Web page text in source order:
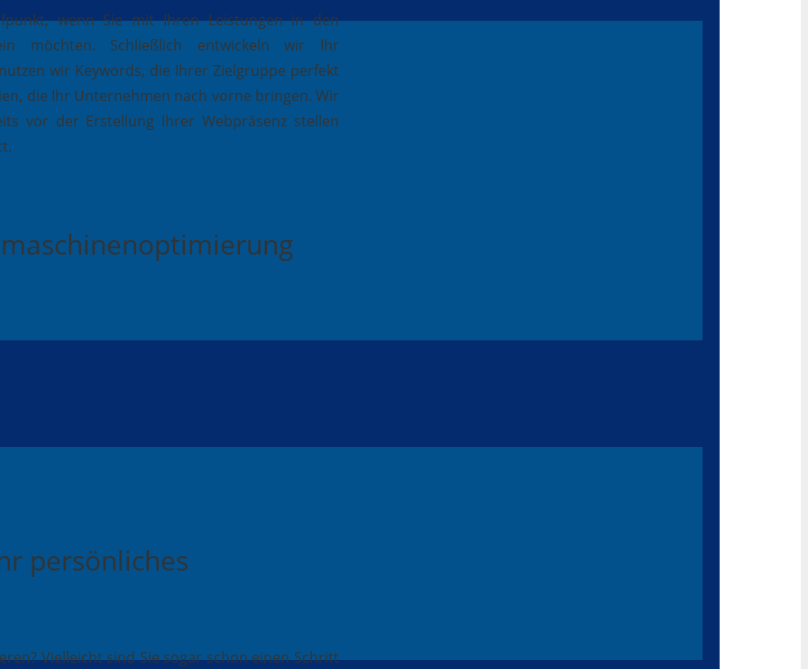
wenn Sie mit Ihren Leistungen in den
möchten. Schließlich entwickeln wir Ihr
wir Keywords, die Ihrer Zielgruppe perfekt
die Ihr Unternehmen nach vorne bringen. Wir
vor der Erstellung Ihrer Webpräsenz stellen
persönliches
Vielleicht sind Sie sogar schon einen Schritt